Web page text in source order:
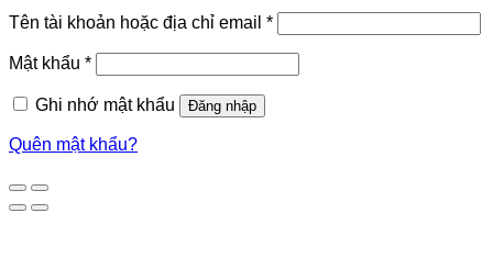
Tên tài khoản hoặc địa chỉ email *
Mật khẩu *
Ghi nhớ mật khẩu Đăng nhập
Quên mật khẩu?